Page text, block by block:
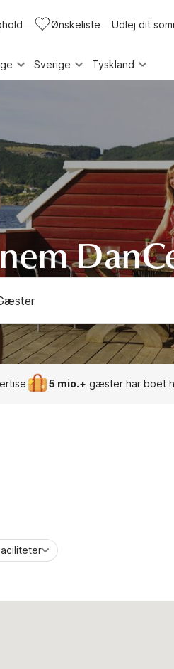
Ønskeliste Udlej dit
Sverige Tyskland
5 mio.+ gæster har boet